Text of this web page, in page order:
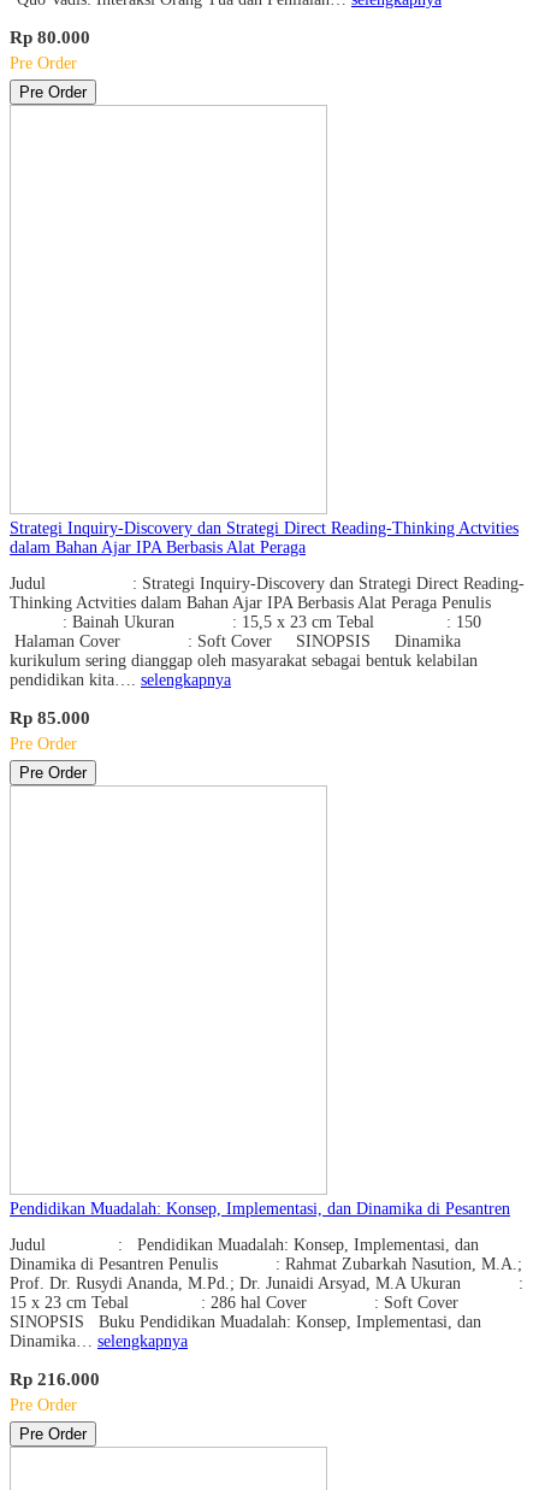
Rp 80.000
Pre Order
Pre Order
Strategi Inquiry-Discovery dan Strategi Direct Reading-Thinking Actvities
dalam Bahan Ajar IPA Berbasis Alat Peraga
Judul : Strategi Inquiry-Discovery dan Strategi Direct Reading-
Thinking Actvities dalam Bahan Ajar IPA Berbasis Alat Peraga Penulis
: Bainah Ukuran : 15,5 x 23 cm Tebal : 150
Halaman Cover : Soft Cover SINOPSIS Dinamika
kurikulum sering dianggap oleh masyarakat sebagai bentuk kelabilan
pendidikan kita…. selengkapnya
Rp 85.000
Pre Order
Pre Order
Pendidikan Muadalah: Konsep, Implementasi, dan Dinamika di Pesantren
Judul : Pendidikan Muadalah: Konsep, Implementasi, dan
Dinamika di Pesantren Penulis : Rahmat Zubarkah Nasution, M.A.;
Prof. Dr. Rusydi Ananda, M.Pd.; Dr. Junaidi Arsyad, M.A Ukuran :
15 x 23 cm Tebal : 286 hal Cover : Soft Cover
SINOPSIS Buku Pendidikan Muadalah: Konsep, Implementasi, dan
Dinamika… selengkapnya
Rp 216.000
Pre Order
Pre Order